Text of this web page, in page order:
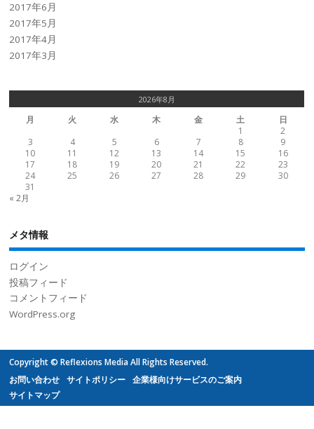
2017年6月
2017年5月
2017年4月
2017年3月
2026年8月
月 火 水 木 金 土
日
1
2
3
4 5 6 7 8
9
10
11 12 13 14 15
16
17
18 19 20 21 22
23
24
25 26 27 28 29
30
31
« 2月
メタ情報
ログイン
投稿フィード
コメントフィード
WordPress.org
Copyright © Reflexions Media All Rights Reserved.
お問い合わせ
サイトポリシー
企業様向けサービスのご案内
サイトマップ